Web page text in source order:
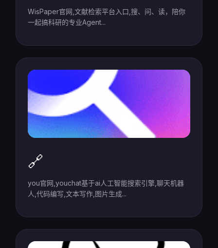
WisPaper官网,文献检索平台入口,搜、问、读，陪你
一起搞科研的专业Agent...
🔗
you官网,youchat基于ai人工智能搜索引擎,聊天机器
人,代码编写,文本写作,图片生成...